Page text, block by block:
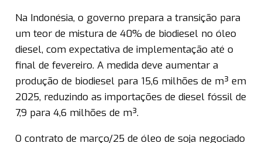
Na Indonésia, o governo prepara a transição para
um teor de mistura de 40% de biodiesel no óleo
diesel, com expectativa de implementação até o
final de fevereiro. A medida deve aumentar a
produção de biodiesel para 15,6 milhões de m³ em
2025, reduzindo as importações de diesel fóssil de
7,9 para 4,6 milhões de m³.
O contrato de março/25 de óleo de soja negociado